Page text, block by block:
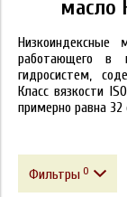
масло
Низкоиндексные
работающего
гидросистем,
Класс вязкости
примерно равна 32
Фильтры 0